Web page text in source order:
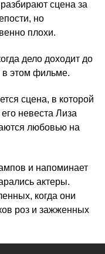
сцена за
но
плохи.
дело доходит до
в этом фильме.
сцена, в которой
невеста Лиза
любовью на
и напоминает
актеры.
когда они
роз и зажженных